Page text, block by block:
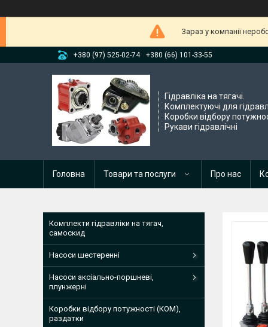
Зараз у компанії
+380 (97) 525-02-74 +380 (66) 101-33-55
Гідравліка на тягачі.
Комплектуючі для
Коробки відбору
Рукави гідравлічні
Головна Товари та послуги Про нас
Комплекти гідравліки на тягач,
самоскид
Насоси шестеренні
Насоси аксіально-поршневі,
плунжерні
Коробки відбору потужності (КОМ),
раздатки